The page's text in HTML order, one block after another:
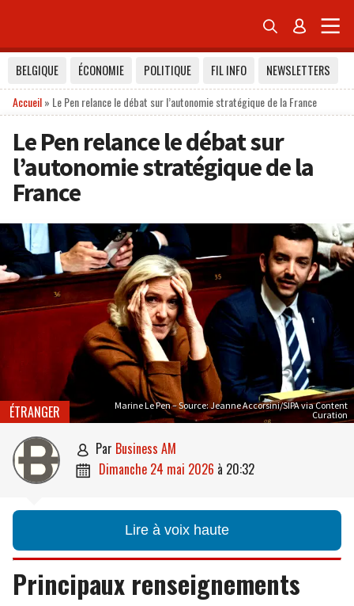
 
BELGIQUE ÉCONOMIE POLITIQUE FIL INFO
NEWSLETTERS
Accueil» Le Pen relance le débat sur l’autonomie stratégique de la France
Le Pen relance le débat sur
l’autonomie stratégique de la
France
Marine Le Pen – Source: Jeanne Accorsini/SIPA via Content
Curation
ÉTRANGER
 par Business AM
 dimanche 24 mai 2026 à 20:32
Lire à voix haute
Principaux renseignements